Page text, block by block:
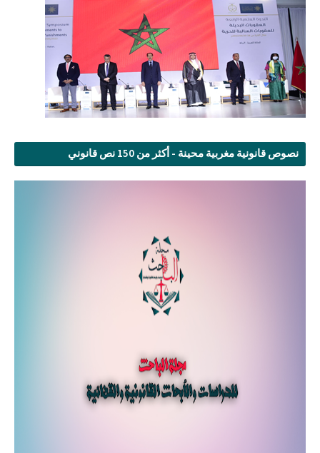
نصوص قانونية مغربية محينة - أكثر من 150 نص قانوني